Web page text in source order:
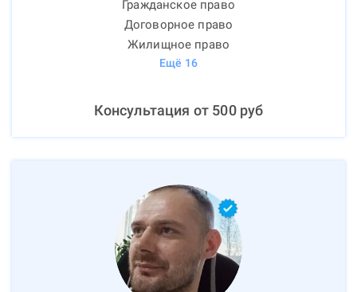
Гражданское право
Договорное право
Жилищное право
Ещё 16
Консультация от 500руб